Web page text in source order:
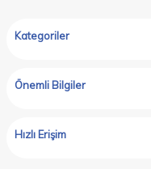
Kategoriler
Önemli Bilgiler
Hızlı Erişim